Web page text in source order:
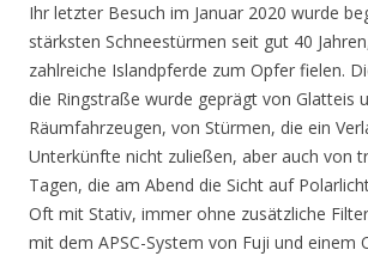
Ihr letzter Besuch im Januar 2020 wurde
stärksten Schneestürmen seit gut 40
zahlreiche Islandpferde zum Opfer fielen.
die Ringstraße wurde geprägt von Glatteis
Räumfahrzeugen, von Stürmen, die ein
Unterkünfte nicht zuließen, aber auch von
Tagen, die am Abend die Sicht auf
Oft mit Stativ, immer ohne zusätzliche
mit dem APSC-System von Fuji und einem